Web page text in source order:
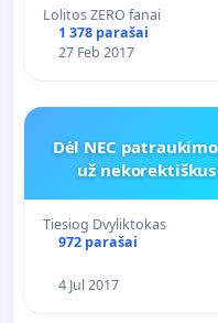
Lolitos ZERO fanai
1 378 parašai
27 Feb 2017
Dėl NEC
už
Tiesiog Dvyliktokas
972 parašai
4 Jul 2017